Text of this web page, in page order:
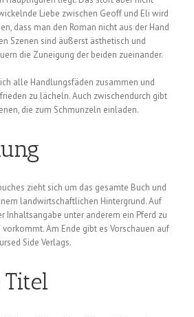
Liebe zwischen Geoff und Eli wird
dass man den Roman nicht aus der Hand
Szenen sind äußerst ästhetisch und
die Zuneigung der beiden zueinander.
alle Handlungsfäden zusammen und
zu lächeln. Auch zwischendurch gibt
die zum Schmunzeln einladen.
zieht sich um das gesamte Buch und
landwirtschaftlichen Hintergrund. Auf
Inhaltsangabe unter anderem ein Pferd zu
vorkommt. Am Ende gibt es Vorschauen auf
Side Verlags.